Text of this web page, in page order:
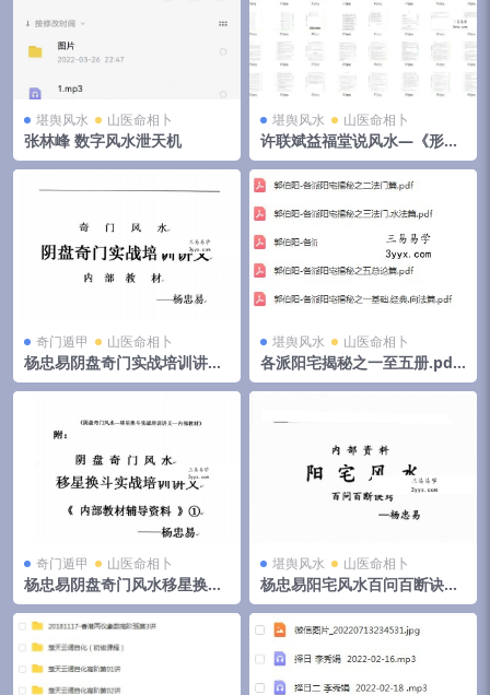
堪舆风水 山医命相卜
张林峰 数字风水泄天机
堪舆风水 山医命相卜
许联斌益福堂说风水—《形派
峦体风水案例合集》，4册共5
00页 夸克网盘下载
奇门遁甲 山医命相卜
杨忠易阴盘奇门实战培训讲义.
pdf 174页高清电子版 百度云
堪舆风水 山医命相卜
各派阳宅揭秘之一至五册.pdf
郭伯阳 百度云下载！
奇门遁甲 山医命相卜
杨忠易阴盘奇门风水移星换斗
实战培训讲义.pdf 92页 百度
云
堪舆风水 山医命相卜
杨忠易阳宅风水百问百断诀窍
132页.pdf 资料合集 百度云下
载！